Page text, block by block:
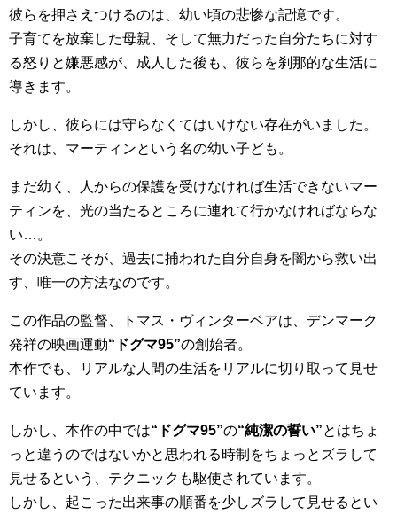
彼らを押さえつけるのは、幼い頃の悲惨な記憶です。
子育てを放棄した母親、そして無力だった自分たちに対す
る怒りと嫌悪感が、成人した後も、彼らを刹那的な生活に
導きます。
しかし、彼らには守らなくてはいけない存在がいました。
それは、マーティンという名の幼い子ども。
まだ幼く、人からの保護を受けなければ生活できないマー
ティンを、光の当たるところに連れて行かなければならな
い…。
その決意こそが、過去に捕われた自分自身を闇から救い出
す、唯一の方法なのです。
この作品の監督、トマス・ヴィンターベアは、デンマーク
発祥の映画運動“ドグマ95”の創始者。
本作でも、リアルな人間の生活をリアルに切り取って見せ
ています。
しかし、本作の中では“ドグマ95”の“純潔の誓い”とはちょ
っと違うのではないかと思われる時制をちょっとズラして
見せるという、テクニックも駆使されています。
しかし、起こった出来事の順番を少しズラして見せるとい